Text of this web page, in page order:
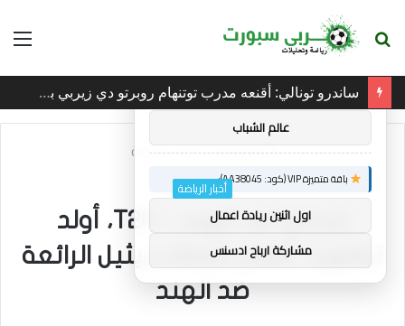
بحث
ساندرو تونالي: أقنعه مدرب توتنهام روبرتو دي زيربي بسرعة بالتوقيع
الرئيسية/أخبار الرياضة
أخبار الرياضة
إنجلترا ضد الهند – T20، أولد
ترافورد: أفضل لقطات بيثيل الرائعة
ضد الهند
توصيات :
باقة متميزة VIP (كود: AA86842):
عالم الشباب
باقة متميزة VIP (كود: AA38045):
اول اثنين ريادة اعمال
مشاركة ارباح ادسنس